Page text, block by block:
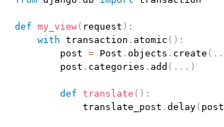
def my_view( request ) :
with transaction . atomic ( ) :
        post
= Post . objects . create ( . .
        post
. categories . add ( . . . )
def translate ( ) :
            translate_post
. delay( post